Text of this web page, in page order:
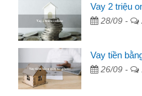
Vay 2 triệu
28/09 -
Vay tiền
26/09 -